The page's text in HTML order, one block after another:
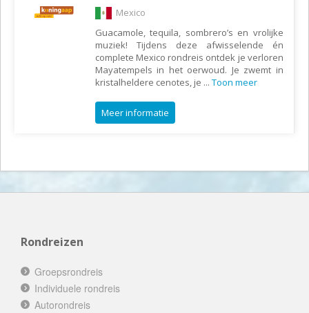
Mexico
Guacamole, tequila, sombrero’s en vrolijke
muziek! Tijdens deze afwisselende én
complete Mexico rondreis ontdek je verloren
Mayatempels in het oerwoud. Je zwemt in
kristalheldere cenotes, je ... Toon meer
Meer informatie
Rondreizen
Groepsrondreis
Individuele rondreis
Autorondreis